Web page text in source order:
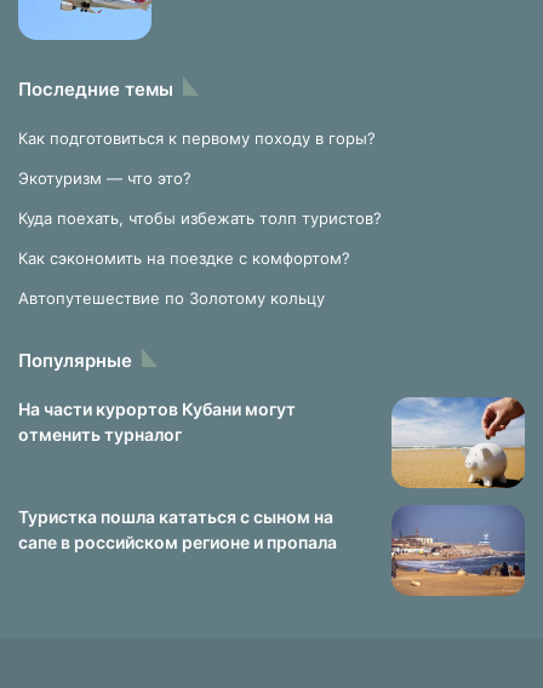
Последние темы
Как подготовиться к первому походу в горы?
Экотуризм — что это?
Куда поехать, чтобы избежать толп туристов?
Как сэкономить на поездке с комфортом?
Автопутешествие по Золотому кольцу
Популярные
На части курортов Кубани могут
отменить турналог
Туристка пошла кататься с сыном на
сапе в российском регионе и пропала